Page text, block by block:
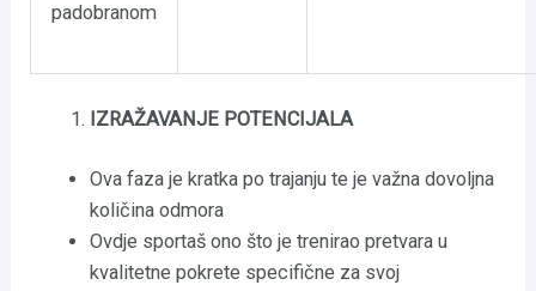
padobranom
IZRAŽAVANJE POTENCIJALA
Ova faza je kratka po trajanju te je važna dovoljna
količina odmora
Ovdje sportaš ono što je trenirao pretvara u
kvalitetne pokrete specifične za svoj